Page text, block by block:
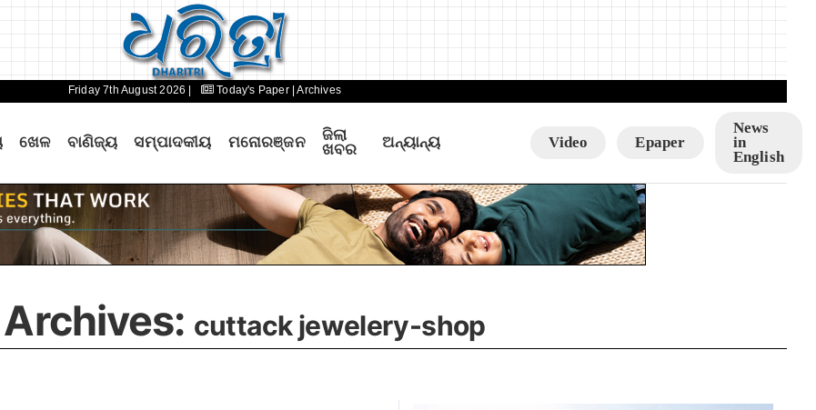
Friday 7th August 2026 | Today's Paper | Archives
ଖେଳ ବାଣିଜ୍ୟ ସମ୍ପାଦକୀୟ ମନୋରଞ୍ଜନ
ଜିଲା
ଖବର
ଅନ୍ୟାନ୍ୟ Video Epaper
News
in
English
cuttack jewelery-shop